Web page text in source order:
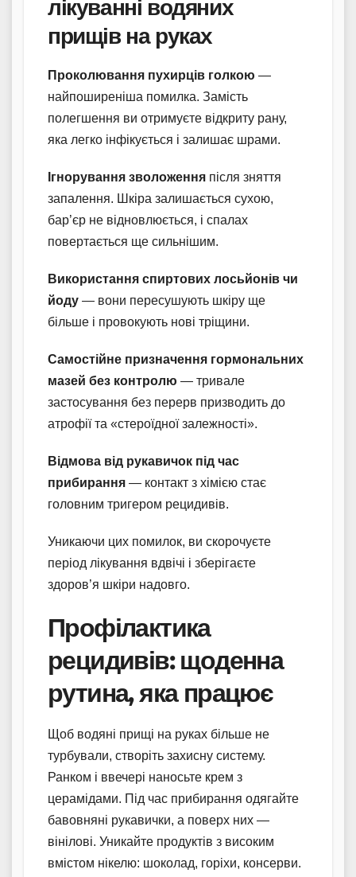
лікуванні водяних
прищів на руках
Проколювання пухирців голкою —
найпоширеніша помилка. Замість
полегшення ви отримуєте відкриту рану,
яка легко інфікується і залишає шрами.
Ігнорування зволоження після зняття
запалення. Шкіра залишається сухою,
бар’єр не відновлюється, і спалах
повертається ще сильнішим.
Використання спиртових лосьйонів чи
йоду — вони пересушують шкіру ще
більше і провокують нові тріщини.
Самостійне призначення гормональних
мазей без контролю — тривале
застосування без перерв призводить до
атрофії та «стероїдної залежності».
Відмова від рукавичок під час
прибирання — контакт з хімією стає
головним тригером рецидивів.
Уникаючи цих помилок, ви скорочуєте
період лікування вдвічі і зберігаєте
здоров’я шкіри надовго.
Профілактика
рецидивів: щоденна
рутина, яка працює
Щоб водяні прищі на руках більше не
турбували, створіть захисну систему.
Ранком і ввечері наносьте крем з
церамідами. Під час прибирання одягайте
бавовняні рукавички, а поверх них —
вінілові. Уникайте продуктів з високим
вмістом нікелю: шоколад, горіхи, консерви.